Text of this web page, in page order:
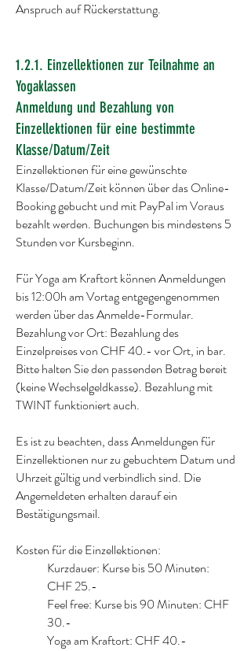
Anspruch auf Rückerstattung.
1.2.1. Einzellektionen zur Teilnahme an
Yogaklassen
Anmeldung und Bezahlung von
Einzellektionen für eine bestimmte
Klasse/Datum/Zeit
Einzellektionen für eine gewünschte
Klasse/Datum/Zeit können über das Online-
Booking gebucht und mit PayPal im Voraus
bezahlt werden. Buchungen bis mindestens 5
Stunden vor Kursbeginn.
Für Yoga am Kraftort können Anmeldungen
bis 12:00h am Vortag entgegengenommen
werden über das Anmelde-Formular.
Bezahlung vor Ort: Bezahlung des
Einzelpreises von CHF 40.- vor Ort, in bar.
Bitte halten Sie den passenden Betrag bereit
(keine Wechselgeldkasse). Bezahlung mit
TWINT funktioniert auch.
Es ist zu beachten, dass Anmeldungen für
Einzellektionen nur zu gebuchtem Datum und
Uhrzeit gültig und verbindlich sind. Die
Angemeldeten erhalten darauf ein
Bestätigungsmail.
Kosten für die Einzellektionen:
Kurzdauer: Kurse bis 50 Minuten:
CHF 25.-
Feel free: Kurse bis 90 Minuten: CHF
30.-
Yoga am Kraftort: CHF 40.-